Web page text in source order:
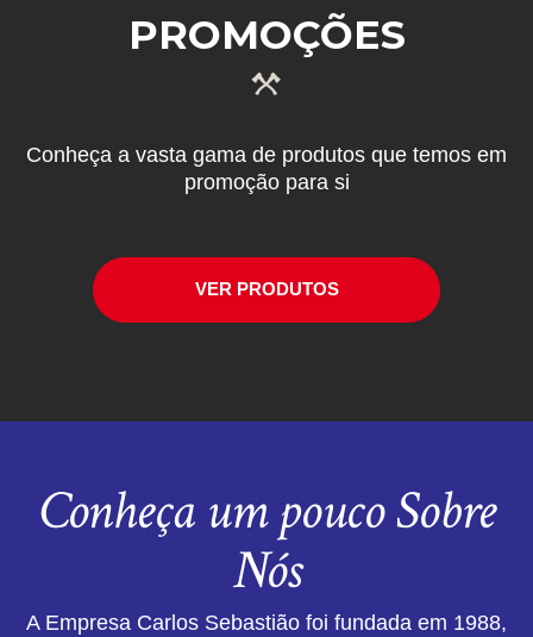
PROMOÇÕES
Conheça a vasta gama de produtos que temos em
promoção para si
VER PRODUTOS
Conheça um pouco Sobre
Nós
A Empresa Carlos Sebastião foi fundada em 1988,